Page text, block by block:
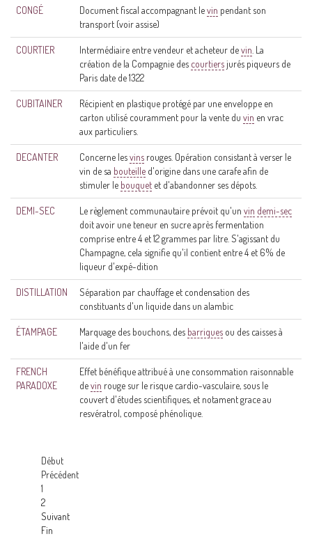
CONGÉ Document fiscal accompagnant levin pendant son
transport (voir assise)
COURTIER Intermédiaire entre vendeur et acheteur devin . La
création de la Compagnie des courtiersjurés piqueurs de
Paris date de 1322
CUBITAINER
Récipient en plastique protégé par une enveloppe en
carton utilisé couramment pour la vente du vin en vrac
aux particuliers.
DECANTER Concerne lesvins rouges. Opération consistant à verser le
vin de sa bouteille d'origine dans une carafe afin de
stimuler le bouquet et d'abandonner ses dépots.
DEMI-SEC Le règlement communautaire prévoit qu'un vin demi-sec
doit avoir une teneur en sucre après fermentation
comprise entre 4 et 12 grammes par litre. S'agissant du
Champagne, cela signifie qu'il contient entre 4 et 6% de
liqueur d'expé-dition
DISTILLATION
Séparation par chauffage et condensation des
constituants d'un liquide dans un alambic
ÉTAMPAGE Marquage des bouchons, des barriques ou des caisses à
l'aide d'un fer
FRENCH
PARADOXE
Effet bénéfique attribué à une consommation raisonnable
devin rouge sur le risque cardio-vasculaire, sous le
couvert d'études scientifiques, et notament grace au
resvératrol, composé phénolique.
Début
Précédent
1
2
Suivant
Fin